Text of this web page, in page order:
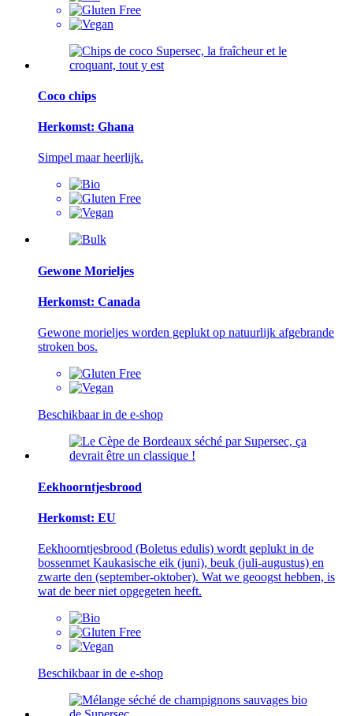
Coco chips
Herkomst: Ghana
Simpel maar heerlijk.
Gewone Morieljes
Herkomst: Canada
Gewone morieljes worden geplukt op natuurlijk afgebrande
stroken bos.
Beschikbaar in de e-shop
Eekhoorntjesbrood
Herkomst: EU
Eekhoorntjesbrood (Boletus edulis) wordt geplukt in de
bossenmet Kaukasische eik (juni), beuk (juli-augustus) en
zwarte den (september-oktober). Wat we geoogst hebben, is
wat de beer niet opgegeten heeft.
Beschikbaar in de e-shop